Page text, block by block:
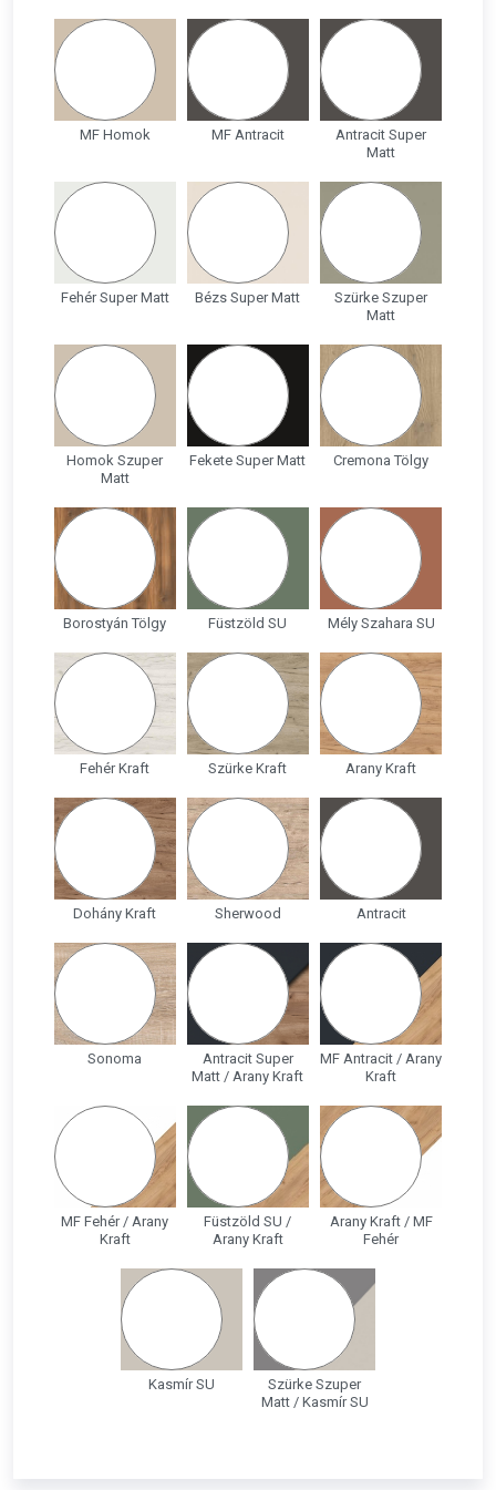
MF Homok MF Antracit
Antracit Super
Matt
Fehér Super Matt Bézs Super Matt
Szürke Szuper
Matt
Homok Szuper
Matt
Fekete Super Matt Cremona Tölgy
Borostyán Tölgy Füstzöld SU Mély Szahara SU
Fehér Kraft Szürke Kraft Arany Kraft
Dohány Kraft Sherwood Antracit
Sonoma
Antracit Super
Matt / Arany Kraft
MF Antracit / Arany
Kraft
MF Fehér / Arany
Kraft
Füstzöld SU /
Arany Kraft
Arany Kraft / MF
Fehér
Kasmír SU
Szürke Szuper
Matt / Kasmír SU